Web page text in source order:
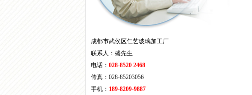
成都市武侯区仁艺玻璃加工厂
联系人：盛先生
电话： 028-8520 2468
传真：028-85203056
手机： 189-8209-9887